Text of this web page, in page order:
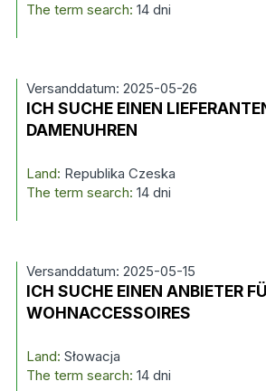
The term search: 14 dni
Versanddatum: 2025-05-26
ICH SUCHE EINEN
DAMENUHREN
Land: Republika Czeska
The term search: 14 dni
Versanddatum: 2025-05-15
ICH SUCHE EINEN ANBIETER
WOHNACCESSOIRES
Land: Słowacja
The term search: 14 dni